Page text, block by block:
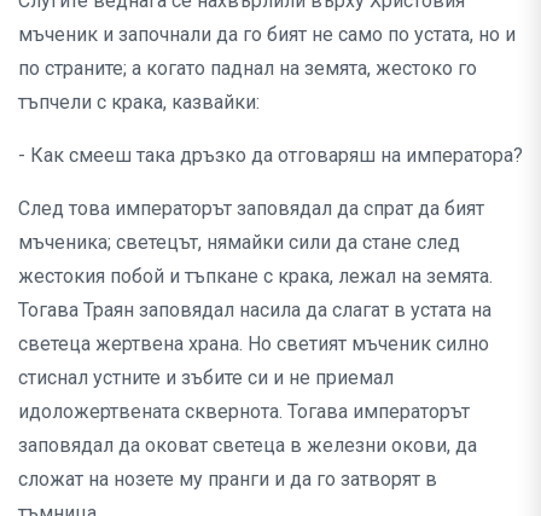
мъченик и започнали да го бият не само по устата, но и
по страните; а когато паднал на земята, жестоко го
тъпчели с крака, казвайки:
- Как смееш така дръзко да отговаряш на императора?
След това императорът заповядал да спрат да бият
мъченика; светецът, нямайки сили да стане след
жестокия побой и тъпкане с крака, лежал на земята.
Тогава Траян заповядал насила да слагат в устата на
светеца жертвена храна. Но светият мъченик силно
стиснал устните и зъбите си и не приемал
идоложертвената сквернота. Тогава императорът
заповядал да оковат светеца в железни окови, да
сложат на нозете му пранги и да го затворят в